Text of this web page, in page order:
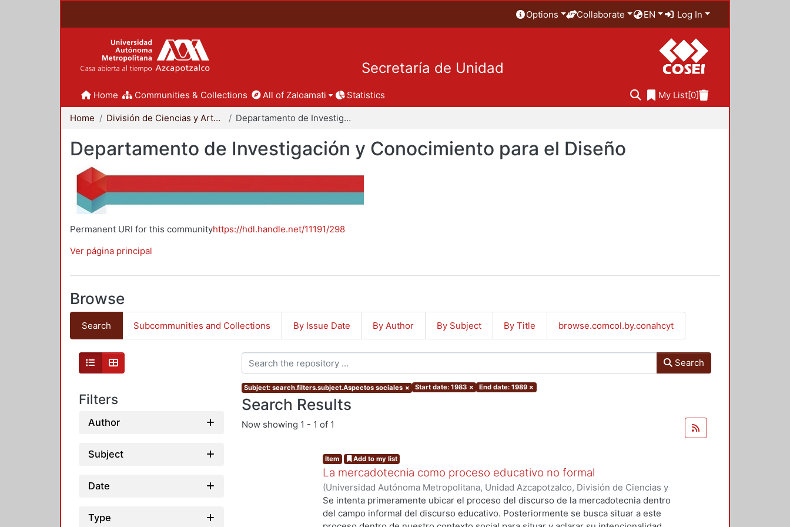
Options Collaborate EN Log In
Secretaría de Unidad
Home Communities & Collections All of Zaloamati Statistics My List[0]
Home División de Ciencias y Artes para el Diseño Departamento de Investigación y Conocimiento para el Diseño
Departamento de Investigación y Conocimiento para el Diseño
Permanent URI for this communityhttps://hdl.handle.net/11191/298
Ver página principal
Browse
Search Subcommunities and Collections By Issue Date By Author By Subject By Title browse.comcol.by.conahcyt
Filters
Author
Subject
Date
Type
Search
Subject: search.filters.subject.Aspectos sociales × Start date: 1983 × End date: 1989 ×
Search Results
Now showing 1 - 1 of 1
Item Add to my list
La mercadotecnia como proceso educativo no formal
(Universidad Autónoma Metropolitana, Unidad Azcapotzalco, División de Ciencias y
Artes para el Diseño, Departamento de Investigación y Conocimiento para el
Diseño,1983)Sánchez de Antuñano B., Jorge
Se intenta primeramente ubicar el proceso del discurso de la mercadotecnia dentro
del campo informal del discurso educativo. Posteriormente se busca situar a este